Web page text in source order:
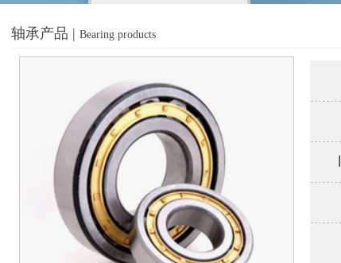
轴承产品 | Bearing products